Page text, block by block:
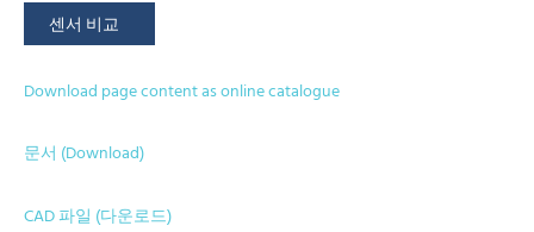
센서 비교
Download page content as online catalogue
문서 (Download)
CAD 파일 (다운로드)